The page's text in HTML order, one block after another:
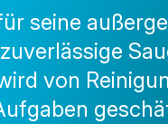
seine
von